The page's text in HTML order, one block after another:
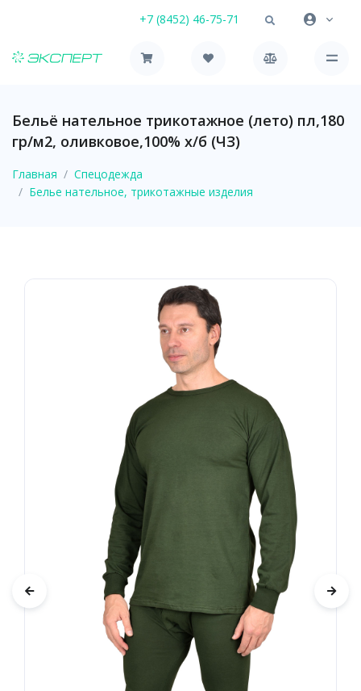
+7 (8452) 46-75-71
Бельё нательное трикотажное (лето) пл,180
гр/м2, оливковое,100% х/б (ЧЗ)
Главная
Спецодежда
Белье нательное, трикотажные изделия